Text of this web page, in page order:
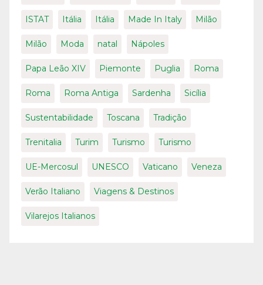
ISTAT Itália Itália Made In Italy Milão
Milão Moda natal Nápoles
Papa Leão XIV Piemonte Puglia Roma
Roma Roma Antiga Sardenha Sicília
Sustentabilidade Toscana Tradição
Trenitalia Turim Turismo Turismo
UE-Mercosul UNESCO Vaticano Veneza
Verão Italiano Viagens & Destinos
Vilarejos Italianos